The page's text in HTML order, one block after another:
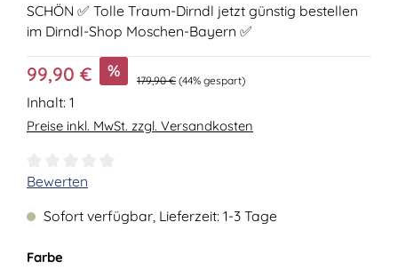
SCHÖN ✅ Tolle Traum-Dirndl jetzt günstig bestellen
im Dirndl-Shop Moschen-Bayern ✅
Verkaufspreis:
99,90 € % Regulärer Preis:
179,90 € (44% gespart)
Inhalt: 1
Preise inkl. MwSt. zzgl. Versandkosten
Durchschnittliche Bewertung von 0 von 5 Sternen
Bewerten
Sofort verfügbar, Lieferzeit: 1-3 Tage
Farbeauswählen